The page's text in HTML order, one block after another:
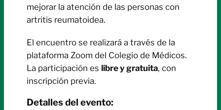
mejorar la atención de las personas con
artritis reumatoidea.
El encuentro se realizará a través de la
plataforma Zoom del Colegio de Médicos.
La participación es libre y gratuita, con
inscripción previa.
Detalles del evento: